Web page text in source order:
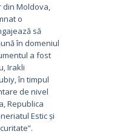
din Moldova,
o
să
în domeniul
a fost
Irakli
în timpul
de nivel
Republica
Estic și